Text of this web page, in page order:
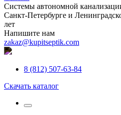
Системы автономной
Санкт-Петербурге и
лет
Напишите нам
zakaz@kupitseptik.com
8 (812) 507-63-84
Скачать каталог